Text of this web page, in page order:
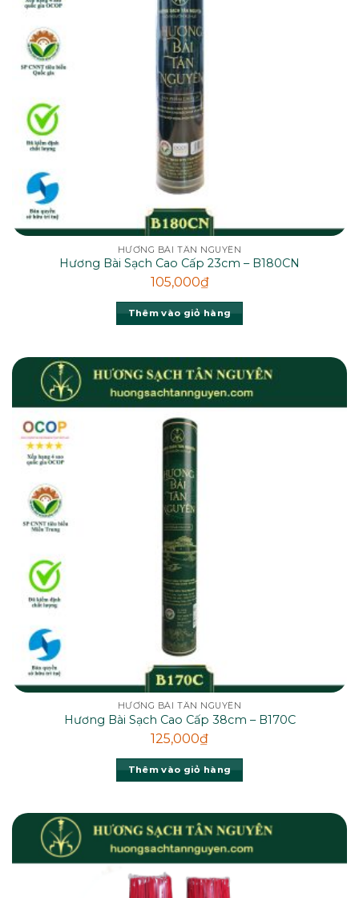
HƯƠNG BÀI TÂN NGUYÊN
Hương Bài Sạch Cao Cấp 23cm – B180CN
105,000₫
Thêm vào giỏ hàng
HƯƠNG BÀI TÂN NGUYÊN
Hương Bài Sạch Cao Cấp 38cm – B170C
125,000₫
Thêm vào giỏ hàng